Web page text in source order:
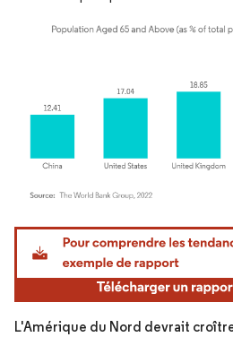
Image © Mordor Intelligence. La réutilisation
L'Amérique du Nord devrait